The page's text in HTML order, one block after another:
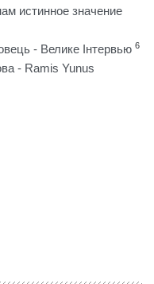
истинное значение
- Велике Інтервью 6
- Ramis Yunus